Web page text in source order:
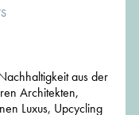
aus der
Architekten,
Luxus, Upcycling